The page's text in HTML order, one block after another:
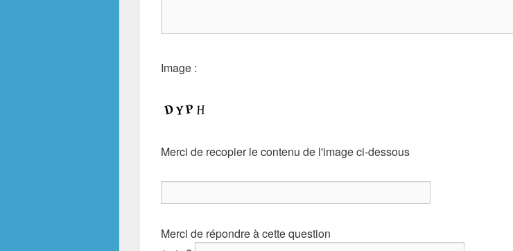
Image :
Merci de recopier le contenu de l'image ci-dessous
Merci de répondre à cette question